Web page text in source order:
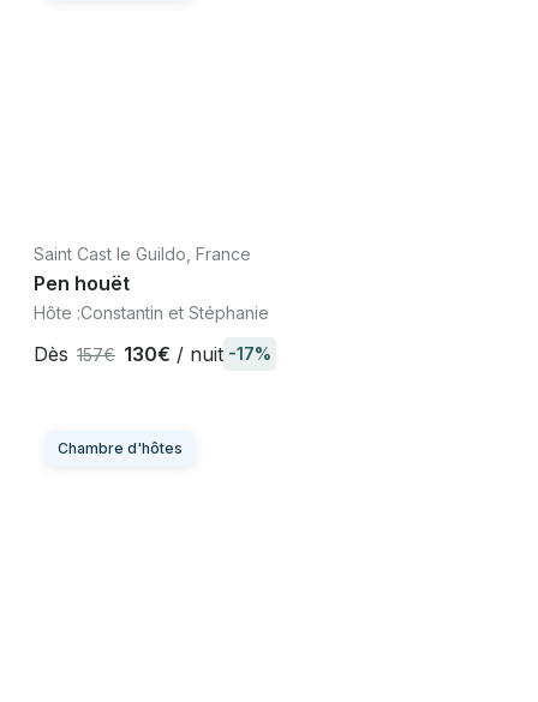
Saint Cast le Guildo, France
Pen houët
Hôte :Constantin et Stéphanie
Dès 157€ 130€ / nuit -17%
Chambre d'hôtes